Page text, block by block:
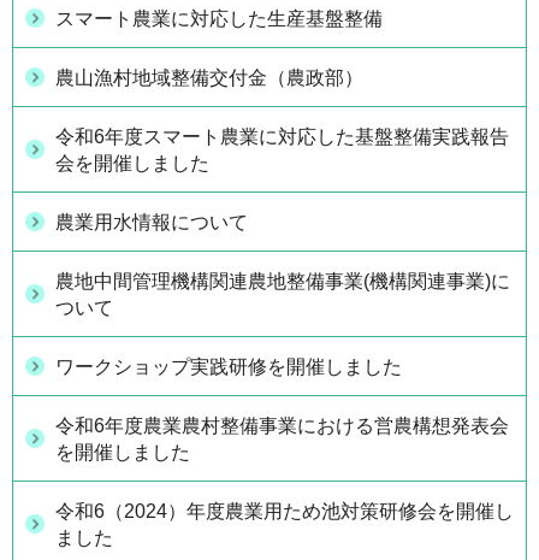
スマート農業に対応した生産基盤整備
農山漁村地域整備交付金（農政部）
令和6年度スマート農業に対応した基盤整備実践報告
会を開催しました
農業用水情報について
農地中間管理機構関連農地整備事業(機構関連事業)に
ついて
ワークショップ実践研修を開催しました
令和6年度農業農村整備事業における営農構想発表会
を開催しました
令和6（2024）年度農業用ため池対策研修会を開催し
ました